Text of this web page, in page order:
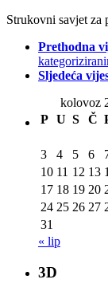
Strukovni savjet za
Prethodna
Sljedeća
kolovoz
P U S Č
3
4 5 6
10 11 12 13
17 18 19 20
24 25 26 27
31
« lip
3D